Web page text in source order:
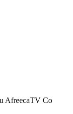
AfreecaTV Co